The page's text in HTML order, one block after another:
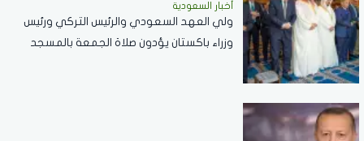
أخبار السعودية
ولي العهد السعودي والرئيس التركي ورئيس
وزراء باكستان يؤدون صلاة الجمعة بالمسجد